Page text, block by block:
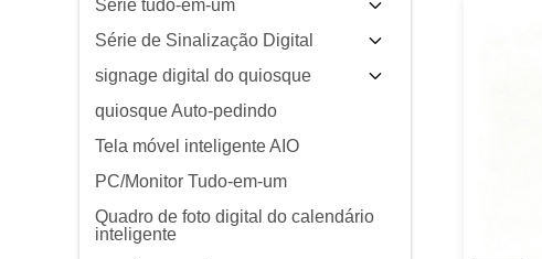
Série tudo-em-um
Série de Sinalização Digital
signage digital do quiosque
quiosque Auto-pedindo
Tela móvel inteligente AIO
PC/Monitor Tudo-em-um
Quadro de foto digital do calendário
inteligente